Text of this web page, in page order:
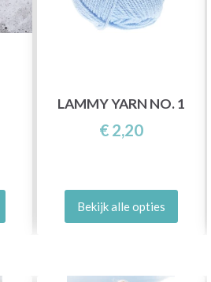
LAMMY YARN NO. 1
€ 2,20
Bekijk alle opties